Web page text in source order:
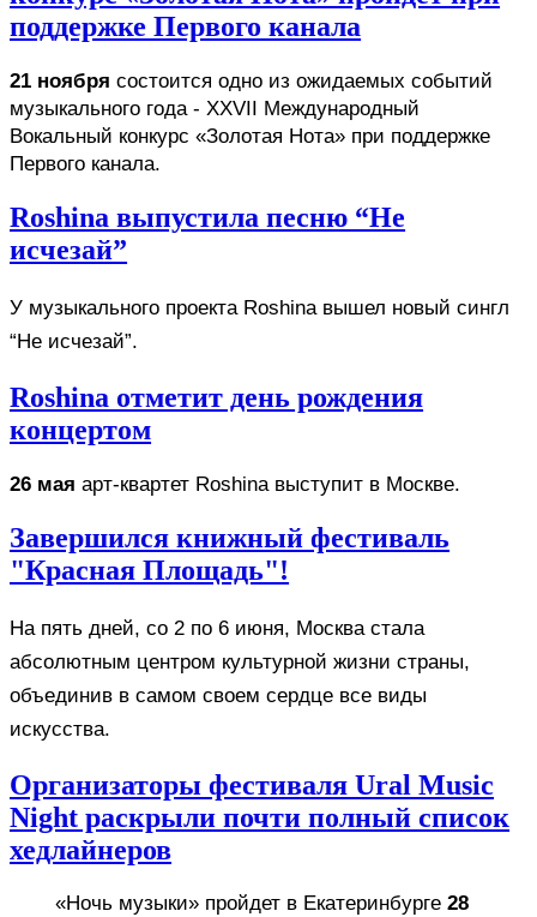
поддержке Первого канала
21 ноября состоится одно из ожидаемых событий
музыкального года - XXVII Международный
Вокальный конкурс «Золотая Нота» при поддержке
Первого канала.
Roshina выпустила песню “Не
исчезай”
У музыкального проекта Roshina вышел новый сингл
“Не исчезай”.
Roshina отметит день рождения
концертом
26 мая арт-квартет Roshina выступит в Москве.
Завершился книжный фестиваль
"Красная Площадь"!
На пять дней, со 2 по 6 июня, Москва стала
абсолютным центром культурной жизни страны,
объединив в самом своем сердце все виды
искусства.
Организаторы фестиваля Ural Music
Night раскрыли почти полный список
хедлайнеров
«Ночь музыки» пройдет в Екатеринбурге 28